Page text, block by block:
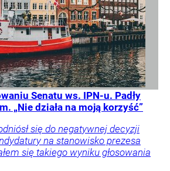
Senatu ws. IPN-u. Padły
„Nie działa na moją korzyść”
się do negatywnej decyzji
na stanowisko prezesa
się takiego wyniku głosowania